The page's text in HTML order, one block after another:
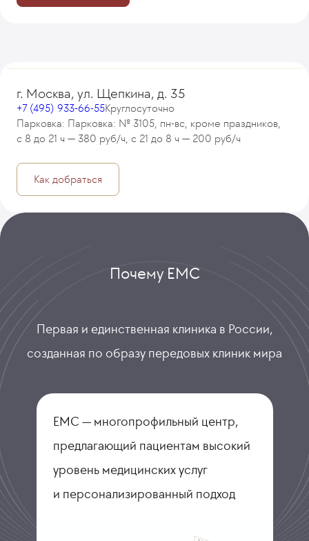
г. Москва, ул. Щепкина, д. 35
+7 (495) 933-66-55Круглосуточно
Парковка: Парковка: № 3105, пн-вс, кроме праздников,
с 8 до 21 ч — 380 руб/ч, с 21 до 8 ч — 200 руб/ч
Как добраться
Почему ЕМС
Первая и единственная клиника в России,
созданная по образу передовых клиник мира
ЕМС — многопрофильный центр,
предлагающий пациентам высокий
уровень медицинских услуг
и персонализированный подход